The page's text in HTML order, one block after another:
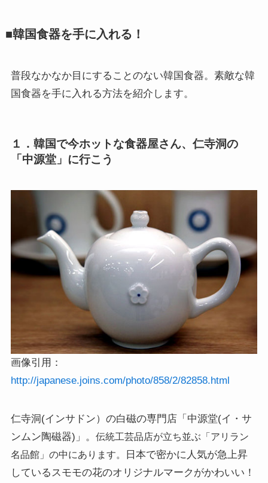
■韓国食器を手に入れる！
普段なかなか目にすることのない韓国食器。素敵な韓
国食器を手に入れる方法を紹介します。
１．韓国で今ホットな食器屋さん、仁寺洞の
「中源堂」に行こう
画像引用：
http://japanese.joins.com/photo/858/2/82858.html
仁寺洞(インサドン）の白磁の専門店「中源堂(イ・サ
ンムン陶磁器)」。 伝統工芸品店が立ち並ぶ「アリラン
名品館」の中にあります。
日本で密かに人気が急上昇
しているスモモの花のオリジナルマークがかわいい！